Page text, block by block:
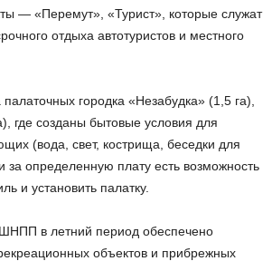
— «Перемут», «Турист», которые служат
отдыха автотуристов и местного
городка «Незабудка» (1,5 га),
где созданы бытовые условия для
(вода, свет, кострища, беседки для
определенную плату есть возможность
и установить палатку.
в летний период обеспечено
объектов и прибрежных